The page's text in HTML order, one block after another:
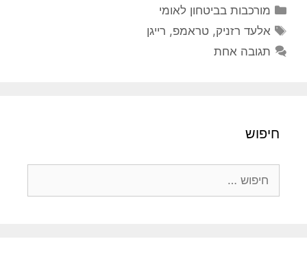
קטגוריות
מורכבות בביטחון לאומי
תגיות
אלעד רזניק,טראמפ, רייגן
תגובה אחת
חיפוש